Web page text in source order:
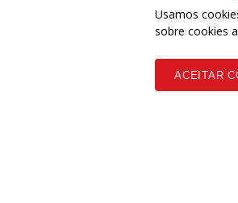
Copyleft CUT Central Única dos
Usamos
sobre cookies
ACEITAR